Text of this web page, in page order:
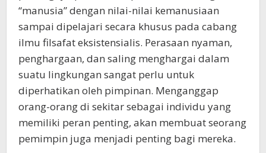
“manusia” dengan nilai-nilai kemanusiaan
sampai dipelajari secara khusus pada cabang
ilmu filsafat eksistensialis. Perasaan nyaman,
penghargaan, dan saling menghargai dalam
suatu lingkungan sangat perlu untuk
diperhatikan oleh pimpinan. Menganggap
orang-orang di sekitar sebagai individu yang
memiliki peran penting, akan membuat seorang
pemimpin juga menjadi penting bagi mereka.